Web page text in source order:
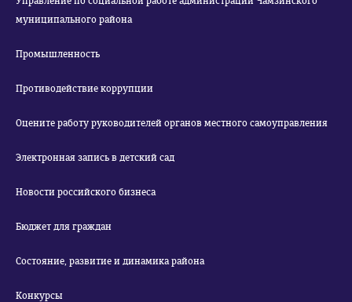
муниципального района
Промышленность
Противодействие коррупции
Оцените работу руководителей органов местного самоуправления
Электронная запись в детский сад
Новости российского бизнеса
Бюджет для граждан
Состояние, развитие и динамика района
Конкурсы